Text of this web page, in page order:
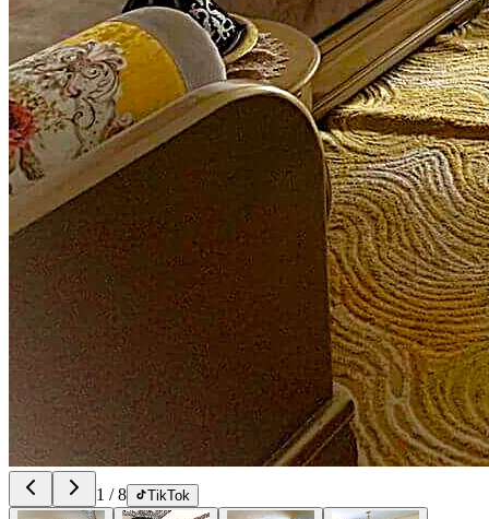
1 /8 TikTok